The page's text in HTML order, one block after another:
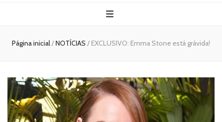
Página inicial/NOTÍCIAS / EXCLUSIVO: Emma Stone está grávida!